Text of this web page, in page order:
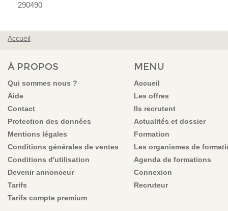
290490
VOUS ÊTES ICI
Accueil
À PROPOS
Qui sommes nous ?
Aide
Contact
Protection des données
Mentions légales
Conditions générales de ventes
Conditions d'utilisation
Devenir annonceur
Tarifs
Tarifs compte premium
MENU
Accueil
Les offres
Ils recrutent
Actualités et dossier
Formation
Les organismes de
Agenda de formations
Connexion
Recruteur